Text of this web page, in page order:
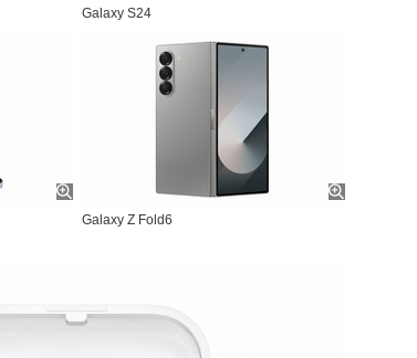
Galaxy S24
Galaxy Z Fold6